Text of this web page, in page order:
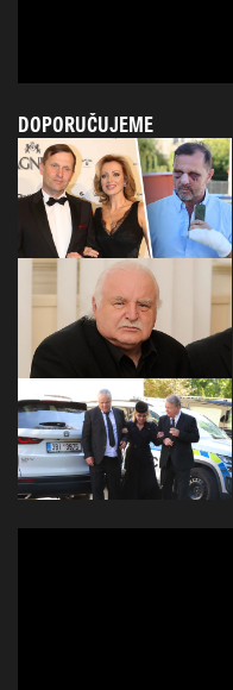
DOPORUČUJEME